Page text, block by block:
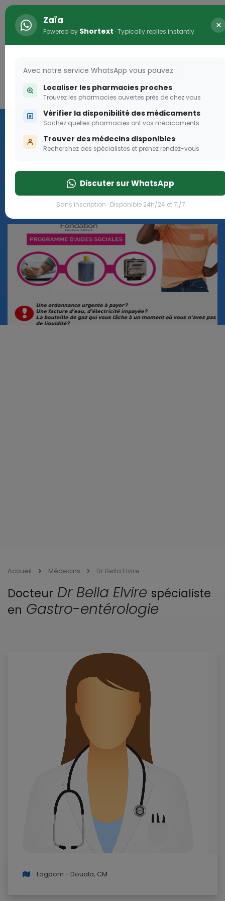
Connexion
Les aides sociales Pharma
Dream
pique!
Accueil Médecins Dr Bella Elvire
Docteur Dr Bella Elvire spécialiste
en Gastro-entérologie
Logpom - Douala, CM
Zaïa
Powered by Shortext · Typically replies instantly ×
Avec notre service WhatsApp vous pouvez :
Localiser les pharmacies proches
Trouvez les pharmacies ouvertes près de chez vous
Vérifier la disponibilité des médicaments
Sachez quelles pharmacies ont vos médicaments
Trouver des médecins disponibles
Recherchez des spécialistes et prenez rendez-vous
Discuter sur WhatsApp
Sans inscription · Disponible 24h/24 et 7j/7